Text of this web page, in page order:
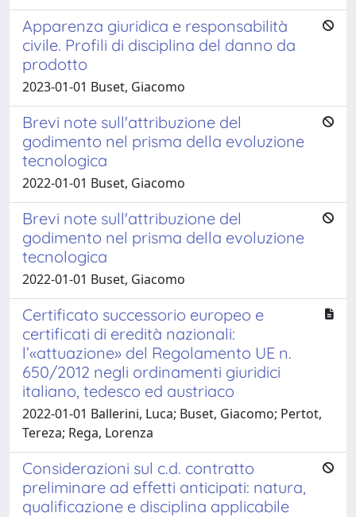
Apparenza giuridica e responsabilità
civile. Profili di disciplina del danno da
prodotto
2023-01-01 Buset, Giacomo
Brevi note sull'attribuzione del
godimento nel prisma della evoluzione
tecnologica
2022-01-01 Buset, Giacomo
Brevi note sull'attribuzione del
godimento nel prisma della evoluzione
tecnologica
2022-01-01 Buset, Giacomo
Certificato successorio europeo e
certificati di eredità nazionali:
l’«attuazione» del Regolamento UE n.
650/2012 negli ordinamenti giuridici
italiano, tedesco ed austriaco
2022-01-01 Ballerini, Luca; Buset, Giacomo; Pertot,
Tereza; Rega, Lorenza
Considerazioni sul c.d. contratto
preliminare ad effetti anticipati: natura,
qualificazione e disciplina applicabile